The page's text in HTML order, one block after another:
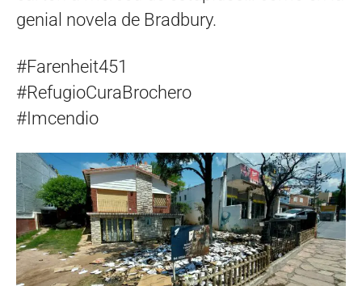
genial novela de Bradbury.
#Farenheit451
#RefugioCuraBrochero
#Imcendio